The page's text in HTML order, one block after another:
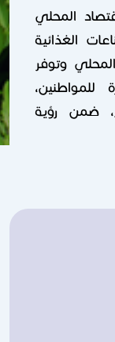
المحلي
الغذائية
وتوفر
ضمن رؤية